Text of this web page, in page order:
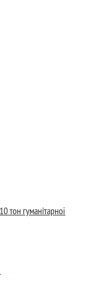
тон гуманітарної